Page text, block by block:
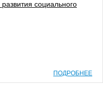
социального
ПОДРОБНЕЕ